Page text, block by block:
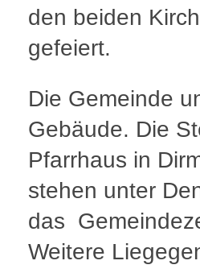
den beiden
gefeiert.
Die Gemeinde
Gebäude. Die
Pfarrhaus in
stehen unter
das
Weitere